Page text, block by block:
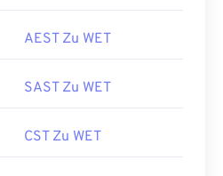
AEST Zu WET
SAST Zu WET
CST Zu WET